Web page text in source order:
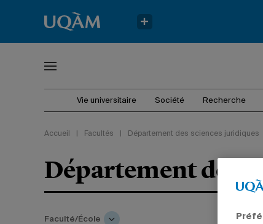
Vie universitaire Société Recherche
Accueil Facultés Département des sciences juridiques
Département des
Faculté/École